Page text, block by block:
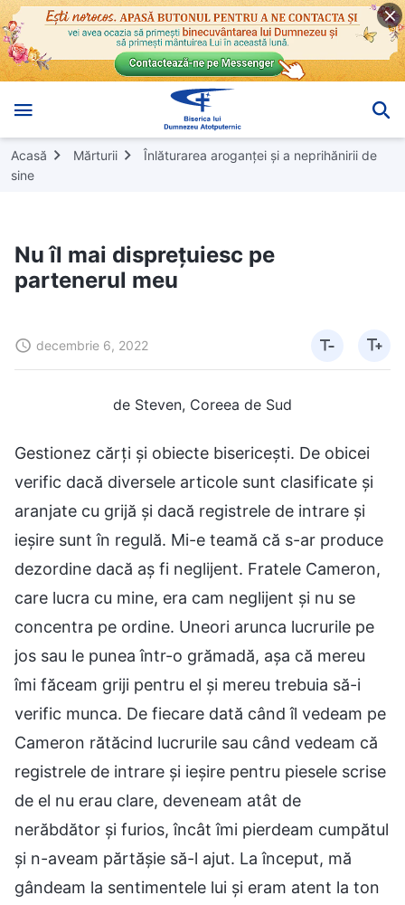
Acasă Mărturii
Înlăturarea aroganței și a neprihănirii de
sine
Nu îl mai disprețuiesc pe
partenerul meu
decembrie 6, 2022
de Steven, Coreea de Sud
Gestionez cărți și obiecte bisericești. De obicei
verific dacă diversele articole sunt clasificate și
aranjate cu grijă și dacă registrele de intrare și
ieșire sunt în regulă. Mi-e teamă că s-ar produce
dezordine dacă aș fi neglijent. Fratele Cameron,
care lucra cu mine, era cam neglijent și nu se
concentra pe ordine. Uneori arunca lucrurile pe
jos sau le punea într-o grămadă, așa că mereu
îmi făceam griji pentru el și mereu trebuia să-i
verific munca. De fiecare dată când îl vedeam pe
Cameron rătăcind lucrurile sau când vedeam că
registrele de intrare și ieșire pentru piesele scrise
de el nu erau clare, deveneam atât de
nerăbdător și furios, încât îmi pierdeam cumpătul
și n-aveam părtășie să-l ajut. La început, mă
gândeam la sentimentele lui și eram atent la ton